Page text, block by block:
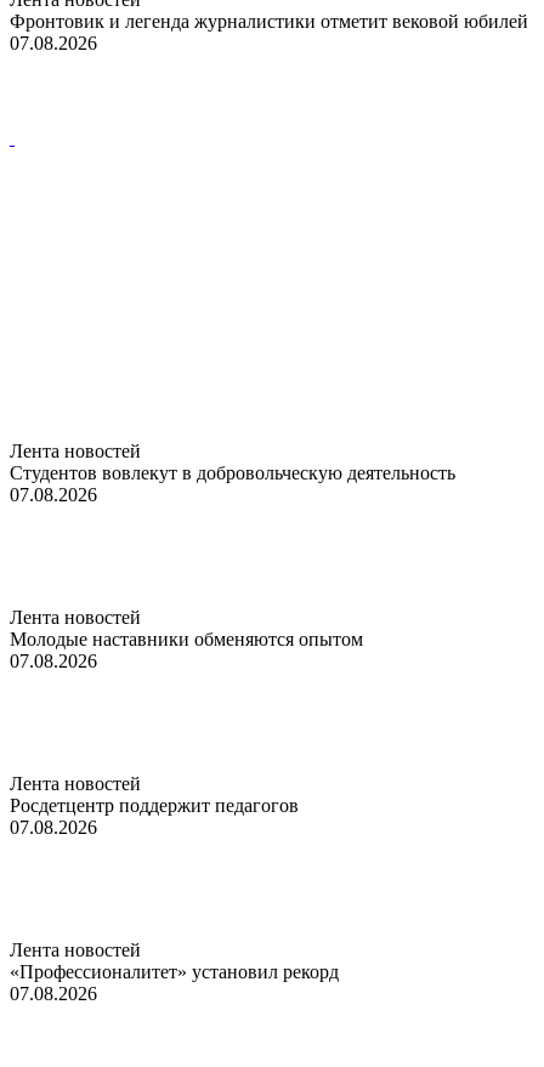
Фронтовик и легенда журналистики отметит вековой юбилей
07.08.2026
Лента новостей
Студентов вовлекут в добровольческую деятельность
07.08.2026
Лента новостей
Молодые наставники обменяются опытом
07.08.2026
Лента новостей
Росдетцентр поддержит педагогов
07.08.2026
Лента новостей
«Профессионалитет» установил рекорд
07.08.2026